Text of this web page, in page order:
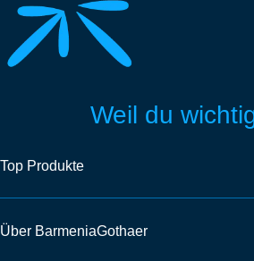
Weil du
Top Produkte
Über BarmeniaGothaer